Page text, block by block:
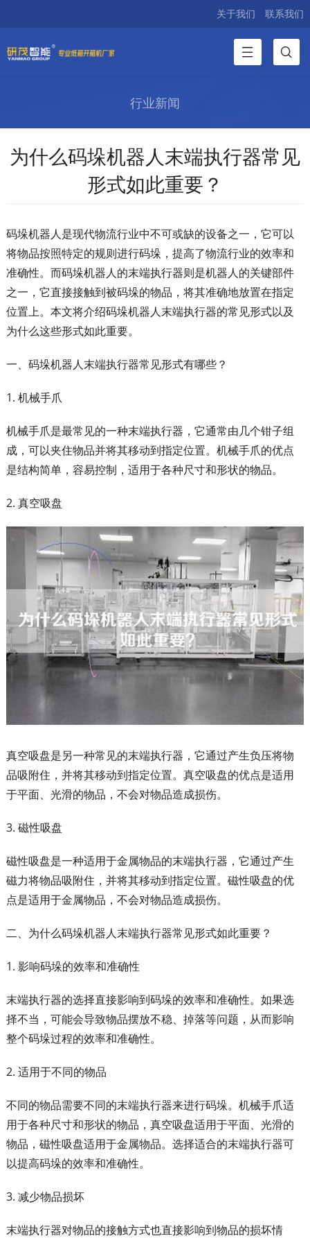
关于我们 联系我们
行业新闻
为什么码垛机器人末端执行器常见
形式如此重要？
码垛机器人是现代物流行业中不可或缺的设备之一，它可以
将物品按照特定的规则进行码垛，提高了物流行业的效率和
准确性。而码垛机器人的末端执行器则是机器人的关键部件
之一，它直接接触到被码垛的物品，将其准确地放置在指定
位置上。本文将介绍码垛机器人末端执行器的常见形式以及
为什么这些形式如此重要。
一、码垛机器人末端执行器常见形式有哪些？
1. 机械手爪
机械手爪是最常见的一种末端执行器，它通常由几个钳子组
成，可以夹住物品并将其移动到指定位置。机械手爪的优点
是结构简单，容易控制，适用于各种尺寸和形状的物品。
2. 真空吸盘
真空吸盘是另一种常见的末端执行器，它通过产生负压将物
品吸附住，并将其移动到指定位置。真空吸盘的优点是适用
于平面、光滑的物品，不会对物品造成损伤。
3. 磁性吸盘
磁性吸盘是一种适用于金属物品的末端执行器，它通过产生
磁力将物品吸附住，并将其移动到指定位置。磁性吸盘的优
点是适用于金属物品，不会对物品造成损伤。
二、为什么码垛机器人末端执行器常见形式如此重要？
1. 影响码垛的效率和准确性
末端执行器的选择直接影响到码垛的效率和准确性。如果选
择不当，可能会导致物品摆放不稳、掉落等问题，从而影响
整个码垛过程的效率和准确性。
2. 适用于不同的物品
不同的物品需要不同的末端执行器来进行码垛。机械手爪适
用于各种尺寸和形状的物品，真空吸盘适用于平面、光滑的
物品，磁性吸盘适用于金属物品。选择适合的末端执行器可
以提高码垛的效率和准确性。
3. 减少物品损坏
末端执行器对物品的接触方式也直接影响到物品的损坏情